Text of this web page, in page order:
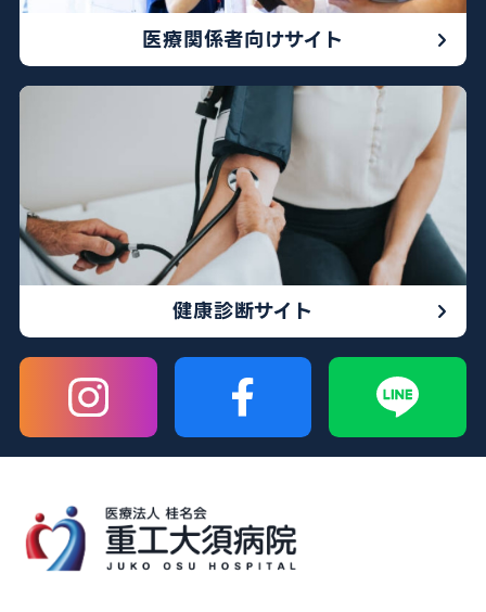
医療関係者向けサイト
健康診断サイト